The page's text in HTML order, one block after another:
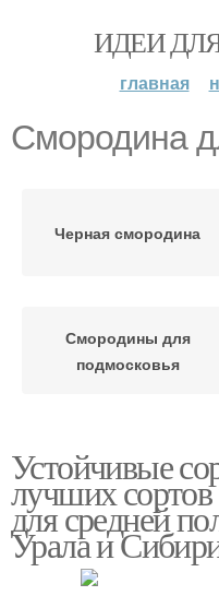
ИДЕИ
главная
Смородина
Черная смородина
Смородины для
подмосковья
Устойчивые
лучших
для средней
Урала и